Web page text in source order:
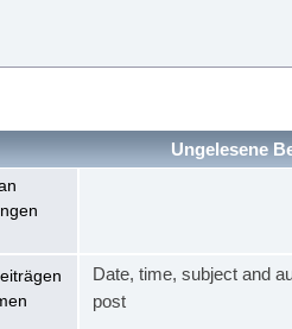
Ungelesene
Date, time, subject and
post